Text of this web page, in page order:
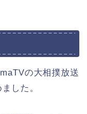
の大相撲放送
した。